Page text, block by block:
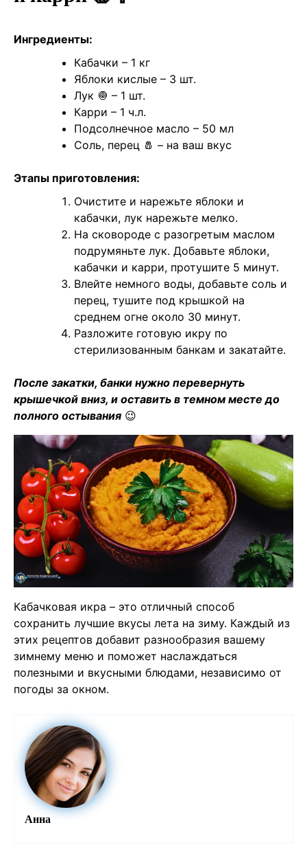
Ингредиенты:
Кабачки – 1 кг
Яблоки кислые – 3 шт.
Лук 🧅 – 1 шт.
Карри – 1 ч.л.
Подсолнечное масло – 50 мл
Соль, перец 🧂 – на ваш вкус
Этапы приготовления:
Очистите и нарежьте яблоки и
кабачки, лук нарежьте мелко.
На сковороде с разогретым маслом
подрумяньте лук. Добавьте яблоки,
кабачки и карри, протушите 5 минут.
Влейте немного воды, добавьте соль и
перец, тушите под крышкой на
среднем огне около 30 минут.
Разложите готовую икру по
стерилизованным банкам и закатайте.
После закатки, банки нужно перевернуть
крышечкой вниз, и оставить в темном месте до
полного остывания 😉
Кабачковая икра – это отличный способ
сохранить лучшие вкусы лета на зиму. Каждый из
этих рецептов добавит разнообразия вашему
зимнему меню и поможет наслаждаться
полезными и вкусными блюдами, независимо от
погоды за окном.
Анна